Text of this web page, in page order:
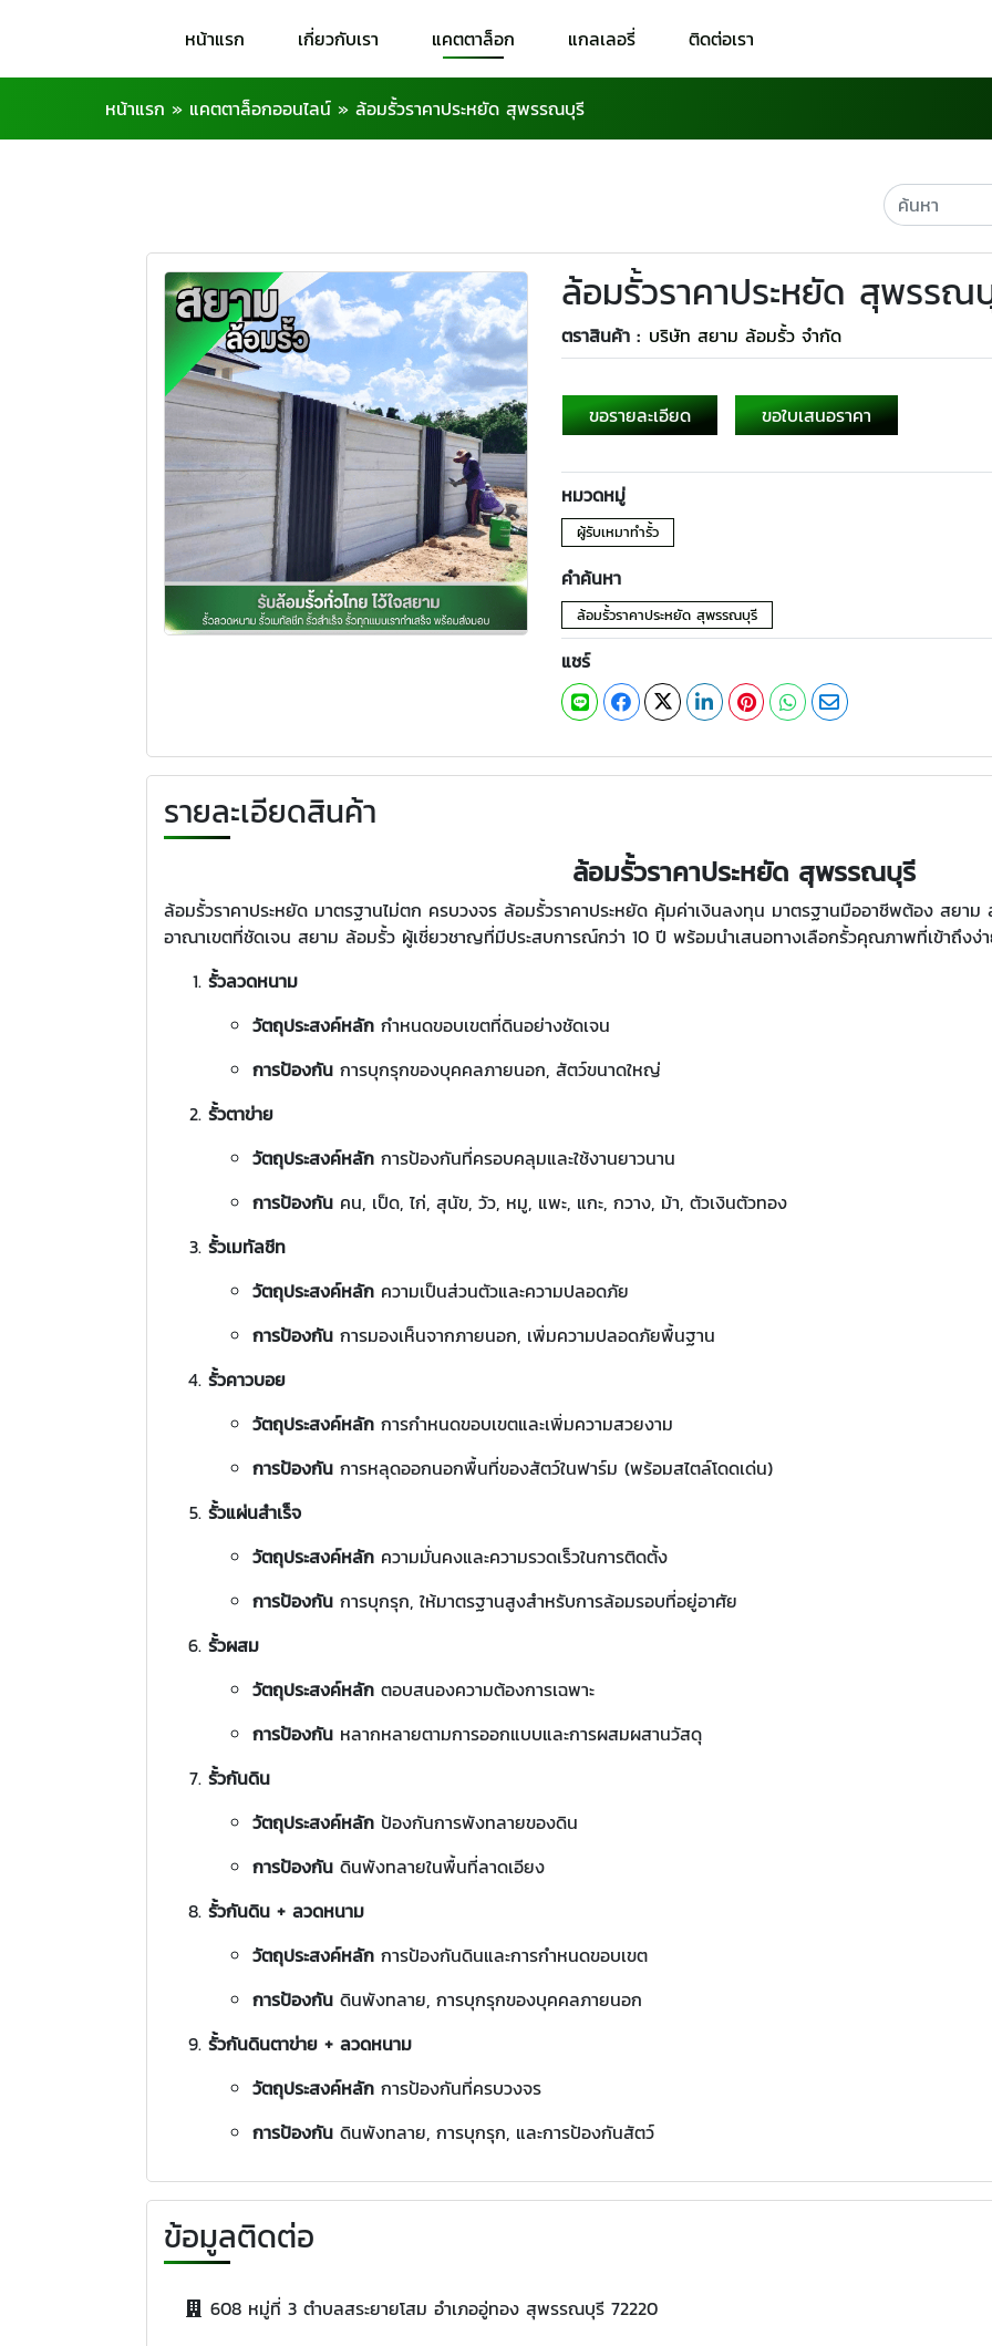
หน้าแรก เกี่ยวกับเรา แคตตาล็อก แกลเลอรี่ ติดต่อเรา
หน้าแรก » แคตตาล็อกออนไลน์ » ล้อมรั้วราคาประหยัด สุพรรณบุรี
ล้อมรั้วราคาประหยัด สุพรรณ
ตราสินค้า : บริษัท สยาม ล้อมรั้ว จำกัด
ขอรายละเอียด ขอใบเสนอราคา
หมวดหมู่
ผู้รับเหมาทำรั้ว
คำค้นหา
ล้อมรั้วราคาประหยัด สุพรรณบุรี
แชร์
รายละเอียดสินค้า
ล้อมรั้วราคาประหยัด สุพรรณบุรี
ล้อมรั้วราคาประหยัด มาตรฐานไม่ตก ครบวงจร ล้อมรั้วราคาประหยัด คุ้มค่าเงินลงทุน มาตรฐานมืออาชีพต้อง สยา
อาณาเขตที่ชัดเจน สยาม ล้อมรั้ว ผู้เชี่ยวชาญที่มีประสบการณ์กว่า 10 ปี พร้อมนำเสนอทางเลือกรั้วคุณภาพที่เข้าถึงง่
รั้วลวดหนาม
วัตถุประสงค์หลัก กำหนดขอบเขตที่ดินอย่างชัดเจน
การป้องกัน การบุกรุกของบุคคลภายนอก, สัตว์ขนาดใหญ่
รั้วตาข่าย
วัตถุประสงค์หลัก การป้องกันที่ครอบคลุมและใช้งานยาวนาน
การป้องกัน คน, เป็ด, ไก่, สุนัข, วัว, หมู, แพะ, แกะ, กวาง, ม้า, ตัวเงินตัวทอง
รั้วเมทัลชีท
วัตถุประสงค์หลัก ความเป็นส่วนตัวและความปลอดภัย
การป้องกัน การมองเห็นจากภายนอก, เพิ่มความปลอดภัยพื้นฐาน
รั้วคาวบอย
วัตถุประสงค์หลัก การกำหนดขอบเขตและเพิ่มความสวยงาม
การป้องกัน การหลุดออกนอกพื้นที่ของสัตว์ในฟาร์ม (พร้อมสไตล์โดดเด่น)
รั้วแผ่นสำเร็จ
วัตถุประสงค์หลัก ความมั่นคงและความรวดเร็วในการติดตั้ง
การป้องกัน การบุกรุก, ให้มาตรฐานสูงสำหรับการล้อมรอบที่อยู่อาศัย
รั้วผสม
วัตถุประสงค์หลัก ตอบสนองความต้องการเฉพาะ
การป้องกัน หลากหลายตามการออกแบบและการผสมผสานวัสดุ
รั้วกันดิน
วัตถุประสงค์หลัก ป้องกันการพังทลายของดิน
การป้องกัน ดินพังทลายในพื้นที่ลาดเอียง
รั้วกันดิน + ลวดหนาม
วัตถุประสงค์หลัก การป้องกันดินและการกำหนดขอบเขต
การป้องกัน ดินพังทลาย, การบุกรุกของบุคคลภายนอก
รั้วกันดินตาข่าย + ลวดหนาม
วัตถุประสงค์หลัก การป้องกันที่ครบวงจร
การป้องกัน ดินพังทลาย, การบุกรุก, และการป้องกันสัตว์
ข้อมูลติดต่อ
608 หมู่ที่ 3 ตำบลสระยายโสม อำเภออู่ทอง สุพรรณบุรี 72220